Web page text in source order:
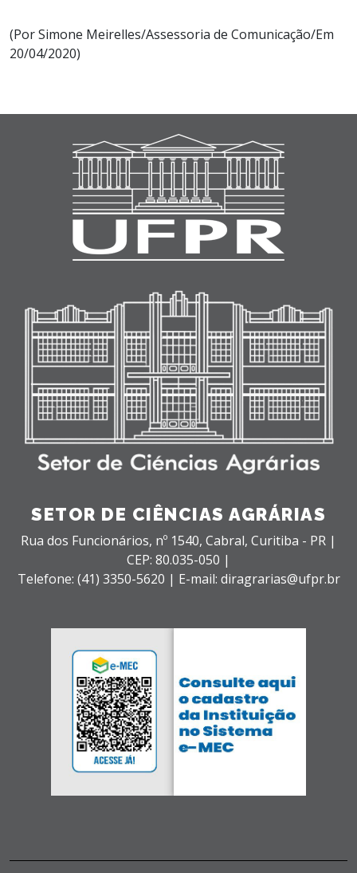
(Por Simone Meirelles/Assessoria de Comunicação/Em
20/04/2020)
SETOR DE CIÊNCIAS AGRÁRIAS
Rua dos Funcionários, nº 1540, Cabral, Curitiba - PR |
CEP: 80.035-050 |
Telefone: (41) 3350-5620 | E-mail: diragrarias@ufpr.br